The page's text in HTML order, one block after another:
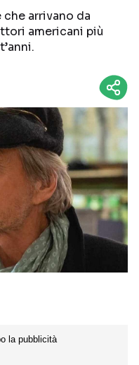
arrivano da
americani più